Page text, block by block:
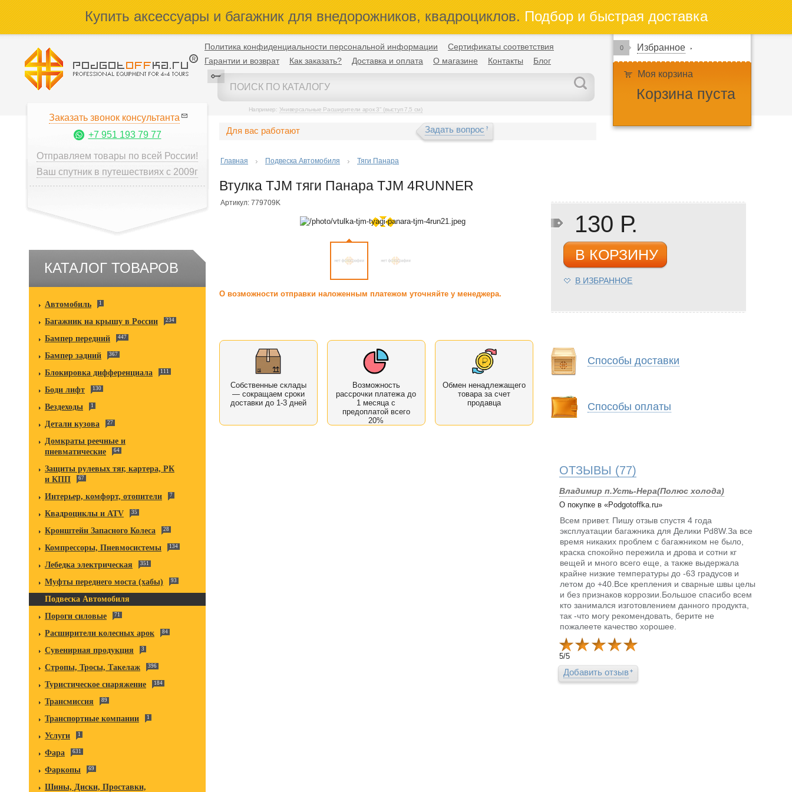
Купить аксессуары и багажник для внедорожников, квадроциклов.Подбор и быстрая доставка
Политика конфиденциальности персональной информации
Сертификаты соответствия
Гарантии и возврат
Как заказать? Доставка и оплата О магазине Контакты Блог
Например: Универсальные Расширители арок 3" (выступ 7,5 см)
0 Избранное
Моя корзина
Корзина пуста
Заказать звонок консультанта
+7 951 193 79 77
Отправляем товары по всей России!
Ваш спутник в путешествиях с 2009г
КАТАЛОГ ТОВАРОВ
Автомобиль 1
Багажник на крышу в России 234
Бампер передний 447
Бампер задний 367
Блокировка дифференциала 111
Боди лифт 130
Вездеходы 1
Детали кузова 27
Домкраты реечные и
пневматические
64
Защиты рулевых тяг, картера, РК
и КПП
67
Интерьер, комфорт, отопители 7
Квадроциклы и ATV 35
Кронштейн Запасного Колеса 28
Компрессоры, Пневмосистемы 134
Лебедка электрическая 351
Муфты переднего моста (хабы) 93
Подвеска Автомобиля
Пороги силовые
71
Расширители колесных арок 84
Сувенирная продукция 3
Стропы, Тросы, Такелаж 396
Туристическое снаряжение 184
Трансмиссия 89
Транспортные компании 1
Услуги 1
Фара 631
Фаркопы 69
Шины, Диски, Проставки,
Для вас работают Задать вопрос
Главная Подвеска Автомобиля Тяги Панара
Втулка TJM тяги Панара TJM 4RUNNER
Артикул: 779709K
О возможности отправки наложенным платежом уточняйте у менеджера.
Собственные склады
— сокращаем сроки
доставки до 1-3 дней
Возможность
рассрочки платежа до
1 месяца с
предоплатой всего
20%
Обмен ненадлежащего
товара за счет
продавца
130 Р.
В КОРЗИНУ
В ИЗБРАННОЕ
Способы доставки
Способы оплаты
ОТЗЫВЫ (77)
Владимир п.Усть-Нера(Полюс холода)
О покупке в «Podgotoffka.ru»
Всем привет. Пишу отзыв спустя 4 года
эксплуатации багажника для Делики Pd8W.За все
время никаких проблем с багажником не было,
краска спокойно пережила и дрова и сотни кг
вещей и много всего еще, а также выдержала
крайне низкие температуры до -63 градусов и
летом до +40.Все крепления и сварные швы целы
и без признаков коррозии.Большое спасибо всем
кто занимался изготовлением данного продукта,
так -что могу рекомендовать, берите не
пожалеете качество хорошее.
5/5
Добавить отзыв